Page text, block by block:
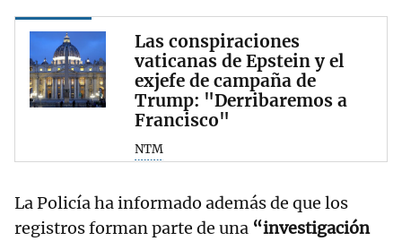
Las conspiraciones
vaticanas de Epstein y el
exjefe de campaña de
Trump: "Derribaremos a
Francisco"
NTM
La Policía ha informado además de que los
registros forman parte de una “investigación